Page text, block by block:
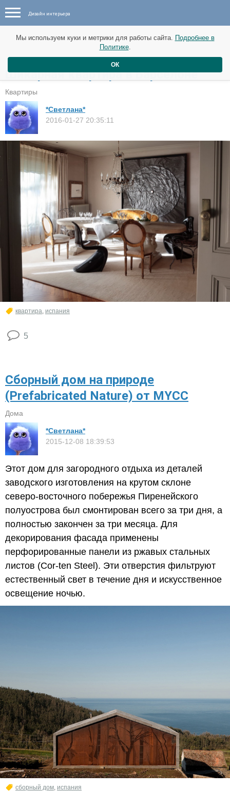
Дизайн интерьера
Шикарная квартира в Барселоне
Квартиры
*Светлана*
2016-01-27 20:35:11
квартира испания
5
Сборный дом на природе
(Prefabricated Nature) от MYCC
Дома
*Светлана*
2015-12-08 18:39:53
Этот дом для загородного отдыха из деталей
заводского изготовления на крутом склоне
северо-восточного побережья Пиренейского
полуострова был смонтирован всего за три дня, а
полностью закончен за три месяца. Для
декорирования фасада применены
перфорированные панели из ржавых стальных
листов (Cor-ten Steel). Эти отверстия фильтруют
естественный свет в течение дня и искусственное
освещение ночью.
сборный дом, испания
Мы используем куки и метрики для работы сайта. Подробнее в
Политике.
ОК